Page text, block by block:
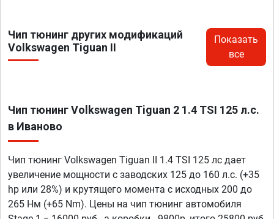
Чип тюнинг других модификаций
Volkswagen Tiguan II
Показать
все
Чип тюнинг Volkswagen Tiguan 2 1.4 TSI 125 л.с.
в Иваново
Чип тюнинг Volkswagen Tiguan II 1.4 TSI 125 лс дает
увеличение мощности с заводских 125 до 160 л.с. (+35
hp или 28%) и крутящего момента с исходных 200 до
265 Нм (+65 Nm). Цены на чип тюнинг автомобиля